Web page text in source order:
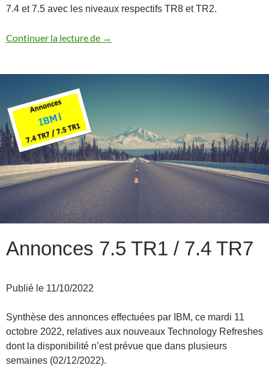
7.4 et 7.5 avec les niveaux respectifs TR8 et TR2.
Continuer la lecture de Annonces 7.5 TR2 / 7.4 TR8
→
Annonces 7.5 TR1 / 7.4 TR7
Publié le 11/10/2022
Synthèse des annonces effectuées par IBM, ce mardi 11
octobre 2022, relatives aux nouveaux Technology Refreshes
dont la disponibilité n’est prévue que dans plusieurs
semaines (02/12/2022).